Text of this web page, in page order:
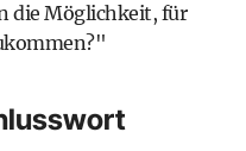
die Möglichkeit, für